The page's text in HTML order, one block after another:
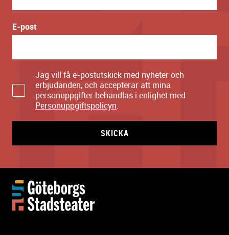
E-post
Jag vill få e-postutskick med nyheter och
erbjudanden, och accepterar att mina
personuppgifter behandlas i enlighet med
Personuppgiftspolicyn.
SKICKA